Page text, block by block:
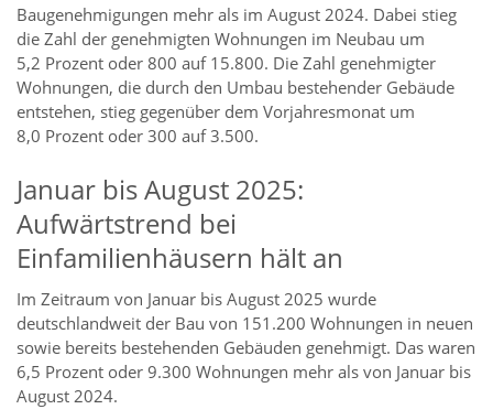
Baugenehmigungen mehr als im August 2024. Dabei stieg
die Zahl der genehmigten Wohnungen im Neubau um
5,2 Prozent oder 800 auf 15.800. Die Zahl genehmigter
Wohnungen, die durch den Umbau bestehender Gebäude
entstehen, stieg gegenüber dem Vorjahresmonat um
8,0 Prozent oder 300 auf 3.500.
Januar bis August 2025:
Aufwärtstrend bei
Einfamilienhäusern hält an
Im Zeitraum von Januar bis August 2025 wurde
deutschlandweit der Bau von 151.200 Wohnungen in neuen
sowie bereits bestehenden Gebäuden genehmigt. Das waren
6,5 Prozent oder 9.300 Wohnungen mehr als von Januar bis
August 2024.